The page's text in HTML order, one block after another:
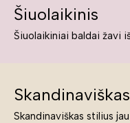
Šiuolaikinis
Skandinaviškas